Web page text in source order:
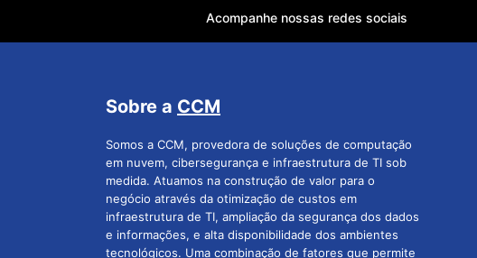
Acompanhe nossas redes sociais
Sobre a CCM
Somos a CCM, provedora de soluções de computação
em nuvem, cibersegurança e infraestrutura de TI sob
medida. Atuamos na construção de valor para o
negócio através da otimização de custos em
infraestrutura de TI, ampliação da segurança dos dados
e informações, e alta disponibilidade dos ambientes
tecnológicos. Uma combinação de fatores que permite